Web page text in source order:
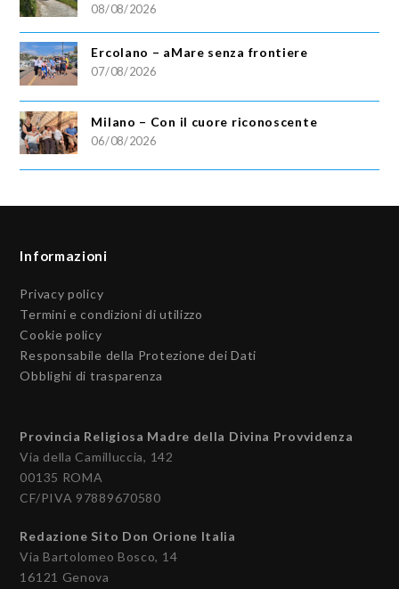
08/08/2026
Ercolano – aMare senza frontiere
07/08/2026
Milano – Con il cuore riconoscente
06/08/2026
Informazioni
Privacy policy
Termini e condizioni di utilizzo
Cookie policy
Responsabile della Protezione dei Dati
Obblighi di trasparenza
Provincia Religiosa Madre della Divina Provvidenza
Via della Camilluccia, 142
00135 ROMA
CF/PIVA 97889670580
Redazione Sito Don Orione Italia
Via Bartolomeo Bosco, 14
16121 Genova